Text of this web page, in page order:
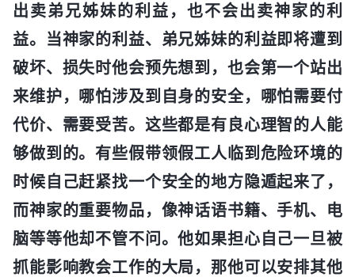
出卖弟兄姊妹的利益，也不会出卖神家的利
益。当神家的利益、弟兄姊妹的利益即将遭到
破坏、损失时他会预先想到，也会第一个站出
来维护，哪怕涉及到自身的安全，哪怕需要付
代价、需要受苦。这些都是有良心理智的人能
够做到的。有些假带领假工人临到危险环境的
时候自己赶紧找一个安全的地方隐遁起来了，
而神家的重要物品，像神话语书籍、手机、电
脑等等他却不管不问。他如果担心自己一旦被
抓能影响教会工作的大局，那他可以安排其他